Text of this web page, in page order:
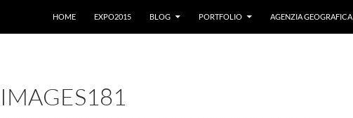
HOME
EXPO2015 BLOG PORTFOLIO AGENZIA GEOGRAFICA
IMAGES181